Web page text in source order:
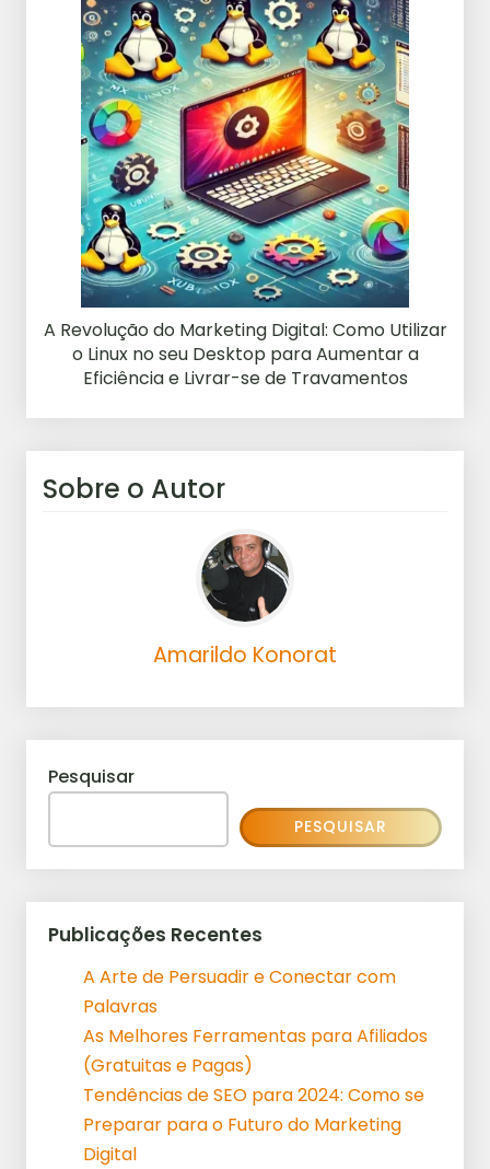
A Revolução do Marketing Digital: Como Utilizar
o Linux no seu Desktop para Aumentar a
Eficiência e Livrar-se de Travamentos
Sobre o Autor
Amarildo Konorat
Pesquisar
PESQUISAR
Publicações Recentes
A Arte de Persuadir e Conectar com
Palavras
As Melhores Ferramentas para Afiliados
(Gratuitas e Pagas)
Tendências de SEO para 2024: Como se
Preparar para o Futuro do Marketing
Digital